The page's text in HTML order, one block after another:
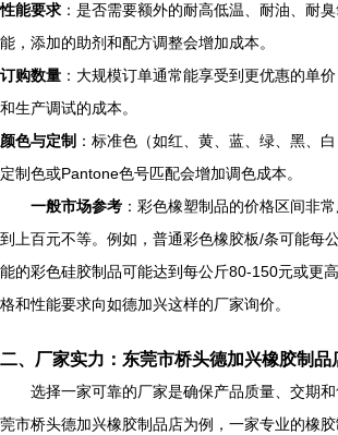
性能要求 ：是否需要额外的耐高低温、耐油、耐
能，添加的助剂和配方调整会增加成本。
订购数量 ：大规模订单通常能享受到更优惠的单
和生产调试的成本。
颜色与定制 ：标准色（如红、黄、蓝、绿、黑、
定制色或Pantone色号匹配会增加调色成本。
一般市场参考 ：彩色橡塑制品的价格区间非
到上百元不等。例如，普通彩色橡胶板/条可能每
能的彩色硅胶制品可能达到每公斤80-150元或更
格和性能要求向如德加兴这样的厂家询价。
二、厂家实力：东莞市桥头德加兴橡胶制品
选择一家可靠的厂家是确保产品质量、交期
莞市桥头德加兴橡胶制品店为例，一家专业的橡